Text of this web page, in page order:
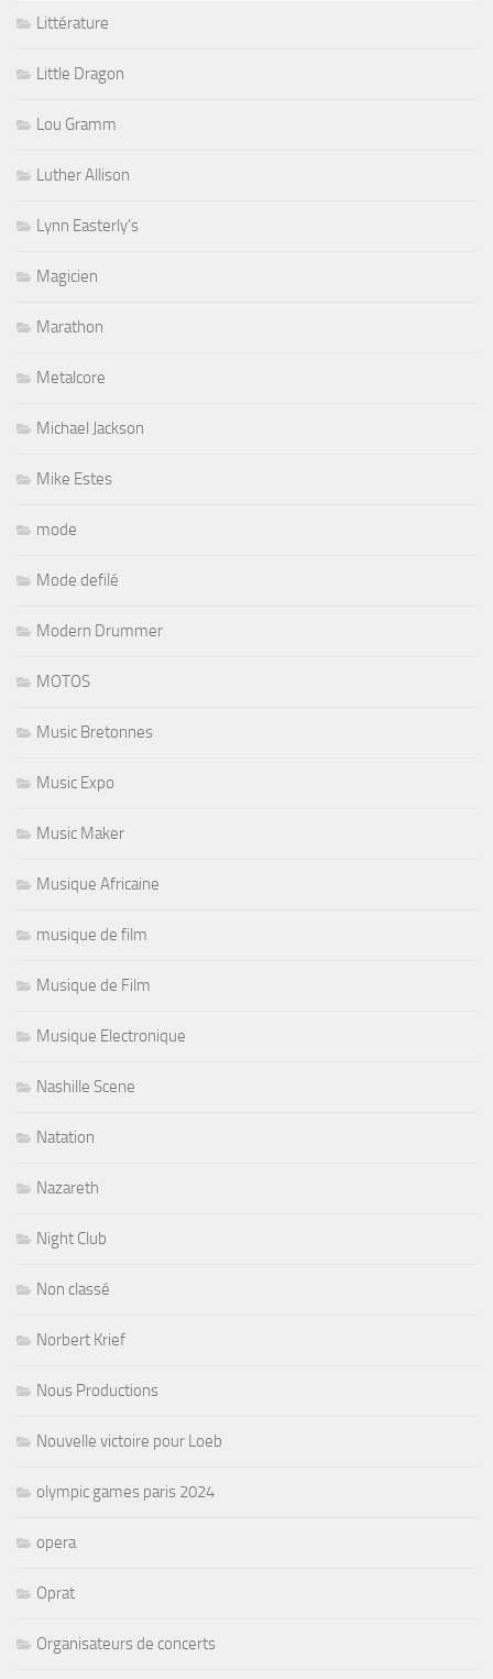
Littérature
Little Dragon
Lou Gramm
Luther Allison
Lynn Easterly's
Magicien
Marathon
Metalcore
Michael Jackson
Mike Estes
mode
Mode defilé
Modern Drummer
MOTOS
Music Bretonnes
Music Expo
Music Maker
Musique Africaine
musique de film
Musique de Film
Musique Electronique
Nashille Scene
Natation
Nazareth
Night Club
Non classé
Norbert Krief
Nous Productions
Nouvelle victoire pour Loeb
olympic games paris 2024
opera
Oprat
Organisateurs de concerts